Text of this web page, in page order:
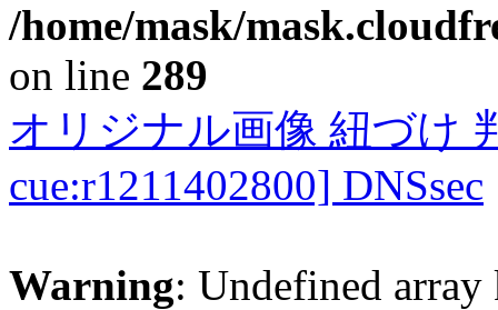
/home/mask/
on line 289
オリジナル画像 紐づけ
cue:r1211402800] DNSsec
Warning: Undefined